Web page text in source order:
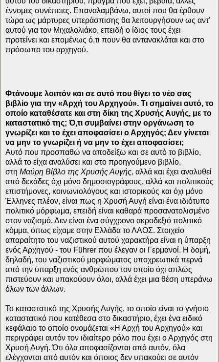
έννομες συνέπειες. Επαναλαμβάνω, αυτοί που θα έρθουν
τώρα ως μάρτυρες υπεράσπισης θα λειτουργήσουν ως αντ’
αυτού για τον Μιχαλολιάκο, επειδή ο ίδιος τους έχει
προτείνει και επομένως ό,τι πουν θα αντανακλάται και στο
πρόσωπο του αρχηγού.
Φτάνουμε λοιπόν και σε αυτό που θίγει το νέο σας
βιβλίο για την «Αρχή του Αρχηγού». Τι σημαίνει αυτό, το
οποίο καταθέσατε και στη δίκη της Χρυσής Αυγής, με το
καταστατικό της; Ό,τι συμβαίνει στην οργάνωση το
γνωρίζει και το έχει αποφασίσει ο Αρχηγός; Δεν γίνεται
να μην το γνωρίζει ή να μην το έχει αποφασίσει;
Αυτό που προσπαθώ να αποδείξω και σε αυτό το βιβλίο,
αλλά το είχα αναλύσει και στο προηγούμενο βιβλίο,
στη Μαύρη Βίβλο της Χρυσής Αυγής, αλλά και έχει αναλυθεί
από δεκάδες όχι μόνο δημοσιογράφους, αλλά και πολιτικούς
επιστήμονες, κοινωνιολόγους και ιστορικούς και όχι μόνο
Έλληνες πλέον, είναι πως η Χρυσή Αυγή είναι ένα ιδιότυπο
πολιτικό μόρφωμα, επειδή είναι καθαρά προσανατολισμένο
στον ναζισμό. Δεν είναι ένα σύγχρονο ακροδεξιό πολιτικό
κόμμα, όπως είχαμε στην Ελλάδα το ΛΑΟΣ. Στοιχείο
απαραίτητο του ναζιστικού αυτού χαρακτήρα είναι η ύπαρξη
ενός Αρχηγού - του Führer που έλεγαν οι Γερμανοί. Η δομή,
δηλαδή, του ναζιστικού μορφώματος υποχρεωτικά περνά
από την ύπαρξη ενός ανθρώπου τον οποίο όχι απλώς
πιστεύουν και υπακούουν όλοι, αλλά έχει μια θέση υπεράνω
όλων των άλλων.
Το καταστατικό της Χρυσής Αυγής, το οποίο είναι το γνήσιο
καταστατικό που κατέθεσα στο δικαστήριο, έχει ένα ειδικό
κεφάλαιο το οποίο ονομάζεται «Η Αρχή του Αρχηγού» και
περιγράφει αυτόν τον ιδιαίτερο ρόλο που έχει ο Αρχηγός στη
Χρυσή Αυγή. Ότι όλα αποφασίζονται από αυτόν, όλα
ελέγχονται από αυτόν και όποιος δεν υπακούει σε αυτόν